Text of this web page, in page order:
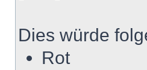
Dies würde
Rot